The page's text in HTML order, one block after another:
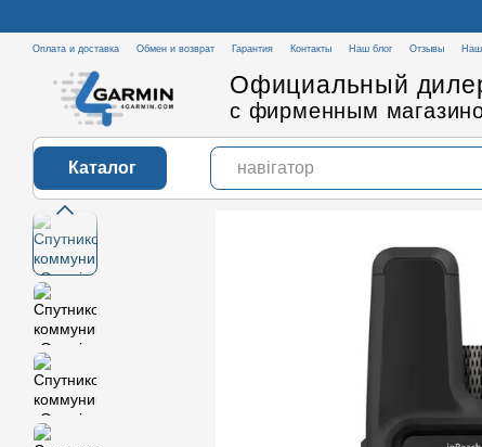
Оплата и доставка Обмен и возврат Гарантия Контакты Наш блог Отзывы
Официальный
с фирменным
Каталог